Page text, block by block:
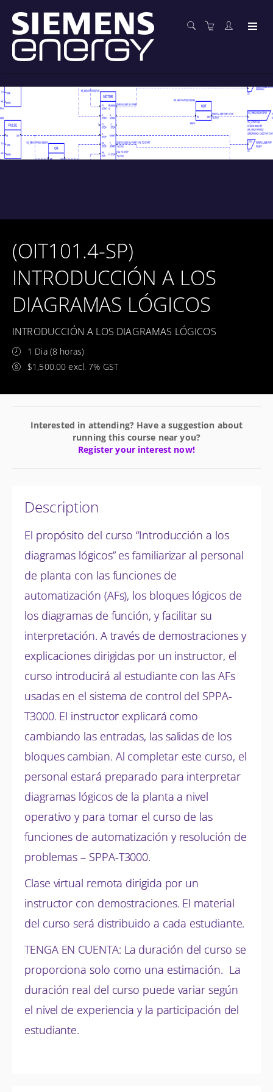
(OIT101.4-SP)
INTRODUCCIÓN A LOS
DIAGRAMAS LÓGICOS
INTRODUCCIÓN A LOS DIAGRAMAS LÓGICOS
1 Dia (8 horas)
$1,500.00 excl. 7% GST
Interested in attending? Have a suggestion about
running this course near you?
Register your interest now!
Description
El propósito del curso “Introducción a los
diagramas lógicos” es familiarizar al personal
de planta con las funciones de
automatización (AFs), los bloques lógicos de
los diagramas de función, y facilitar su
interpretación. A través de demostraciones y
explicaciones dirigidas por un instructor, el
curso introducirá al estudiante con las AFs
usadas en el sistema de control del SPPA-
T3000. El instructor explicará como
cambiando las entradas, las salidas de los
bloques cambian. Al completar este curso, el
personal estará preparado para interpretar
diagramas lógicos de la planta a nivel
operativo y para tomar el curso de las
funciones de automatización y resolución de
problemas – SPPA-T3000.
Clase virtual remota dirigida por un
instructor con demostraciones. El material
del curso será distribuido a cada estudiante.
TENGA EN CUENTA: La duración del curso se
proporciona solo como una estimación. La
duración real del curso puede variar según
el nivel de experiencia y la participación del
estudiante.